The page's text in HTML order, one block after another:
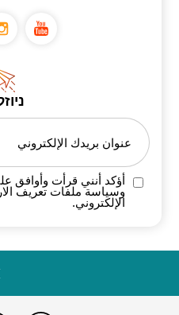
عنوان بريدك الإلكتروني
أؤكد أنني قرأت وأوافق
وسياسة ملفات تعريف
الإلكتروني.